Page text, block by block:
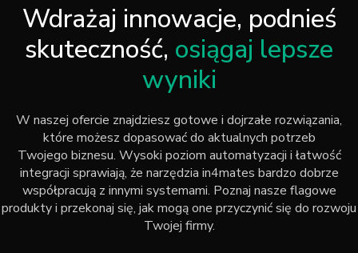
Wdrażaj innowacje, podnieś
skuteczność, osiągaj lepsze
wyniki
W naszej ofercie znajdziesz gotowe i dojrzałe rozwiązania,
które możesz dopasować do aktualnych potrzeb
Twojego biznesu. Wysoki poziom automatyzacji i łatwość
integracji sprawiają, że narzędzia in4mates bardzo dobrze
współpracują z innymi systemami. Poznaj nasze flagowe
produkty i przekonaj się, jak mogą one przyczynić się do rozwoju
Twojej firmy.